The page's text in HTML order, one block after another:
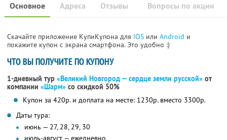
Основное Отзывы Вопросы по акции
Адреса
Скачайте приложение КупиКупона для IOS или Android и
покажите купон с экрана смартфона. Это удобно :)
ЧТО ВЫ ПОЛУЧИТЕ ПО КУПОНУ
1-дневный тур «Великий Новгород — сердце земли русской» от
компании «Шарм» со скидкой 50%
Купон за 420р. и доплата на месте: 1230р. вместо 3300р.
Даты тура:
июнь — 27, 28, 29, 30
июль-август — ежедневно